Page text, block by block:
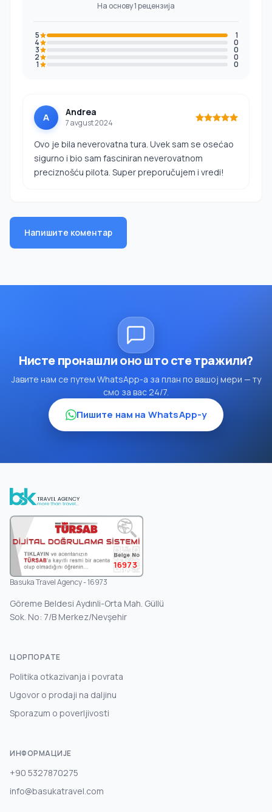
На основу 1 рецензија
5 1
4 0
3 0
2 0
1 0
A Andrea
7 avgust 2024
Ovo je bila neverovatna tura. Uvek sam se osećao
sigurno i bio sam fasciniran neverovatnom
preciznošću pilota. Super preporučujem i vredi!
Напишите коментар
Нисте пронашли оно што сте тражили?
Јавите нам се путем WhatsApp-а за план по вашој мери — ту
смо за вас 24/7.
Пишите нам на WhatsApp-у
16973
Basuka Travel Agency - 16973
Göreme Beldesi Aydınli-Orta Mah. Güllü
Sok. No: 7/B Merkez/Nevşehir
ЦОРПОРАТЕ
Politika otkazivanja i povrata
Ugovor o prodaji na daljinu
Sporazum o poverljivosti
ИНФОРМАЦИЈЕ
+90 5327870275
info@basukatravel.com